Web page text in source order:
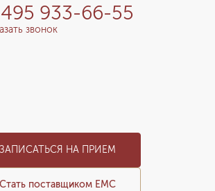
933-66-55
звонок
ЗАПИСАТЬСЯ НА ПРИЕМ
Стать поставщиком ЕМС